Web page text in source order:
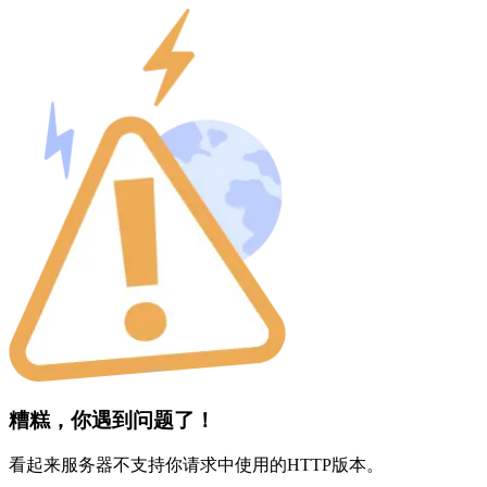
糟糕，你遇到问题了！
看起来服务器不支持你请求中使用的HTTP版本。